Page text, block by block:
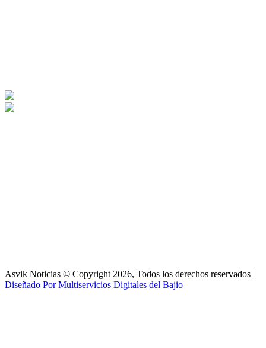
Asvik Noticias © Copyright 2026, Todos los derechos reservados |
Diseñado Por Multiservicios Digitales del Bajio